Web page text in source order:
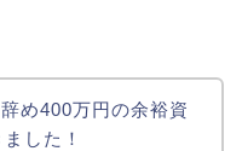
め400万円の余裕資
した！